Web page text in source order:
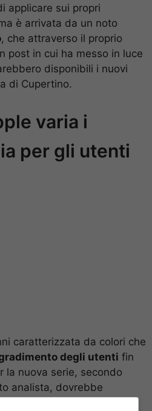
applicare sui propri
è arrivata da un noto
, che attraverso il proprio
post in cui ha messo in luce
disponibili i nuovi
di Cupertino.
varia i
per gli utenti
caratterizzata da colori che
degli utenti fin
la nuova serie, secondo
analista, dovrebbe
che condurrà